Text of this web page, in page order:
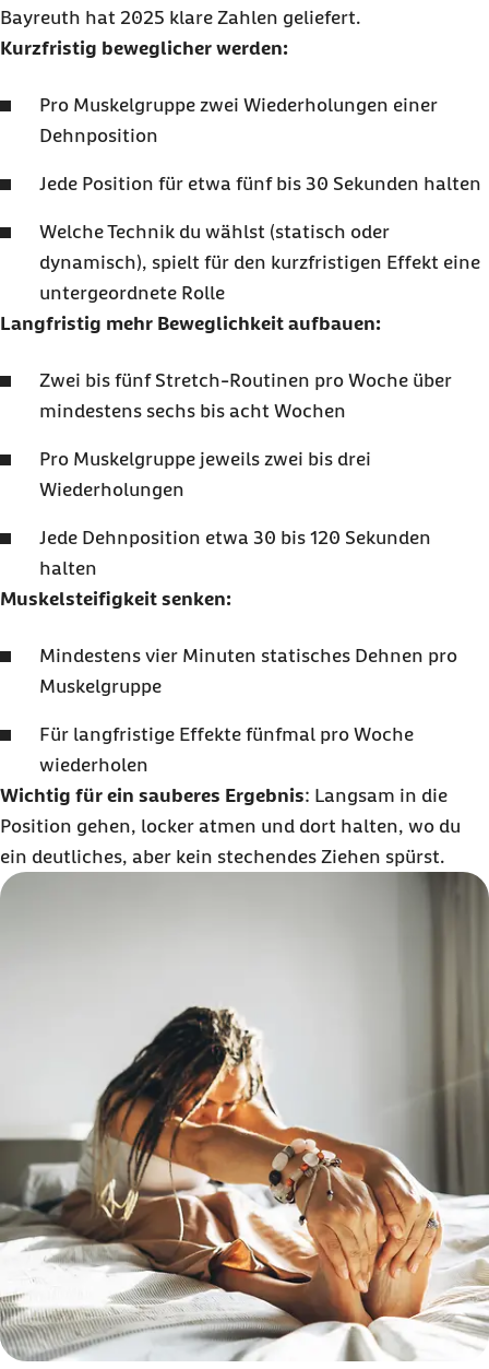
Bayreuth hat 2025 klare Zahlen geliefert.
Kurzfristig beweglicher werden:
Pro Muskelgruppe zwei Wiederholungen einer
Dehnposition
Jede Position für etwa fünf bis 30 Sekunden halten
Welche Technik du wählst (statisch oder
dynamisch), spielt für den kurzfristigen Effekt eine
untergeordnete Rolle
Langfristig mehr Beweglichkeit aufbauen:
Zwei bis fünf Stretch-Routinen pro Woche über
mindestens sechs bis acht Wochen
Pro Muskelgruppe jeweils zwei bis drei
Wiederholungen
Jede Dehnposition etwa 30 bis 120 Sekunden
halten
Muskelsteifigkeit senken:
Mindestens vier Minuten statisches Dehnen pro
Muskelgruppe
Für langfristige Effekte fünfmal pro Woche
wiederholen
Wichtig für ein sauberes Ergebnis: Langsam in die
Position gehen, locker atmen und dort halten, wo du
ein deutliches, aber kein stechendes Ziehen spürst.